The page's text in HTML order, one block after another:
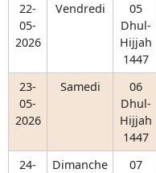
22-
05-
2026
Vendredi
05
Dhul-
Hijjah
1447
23-
05-
2026
Samedi
06
Dhul-
Hijjah
1447
24-
Dimanche
07